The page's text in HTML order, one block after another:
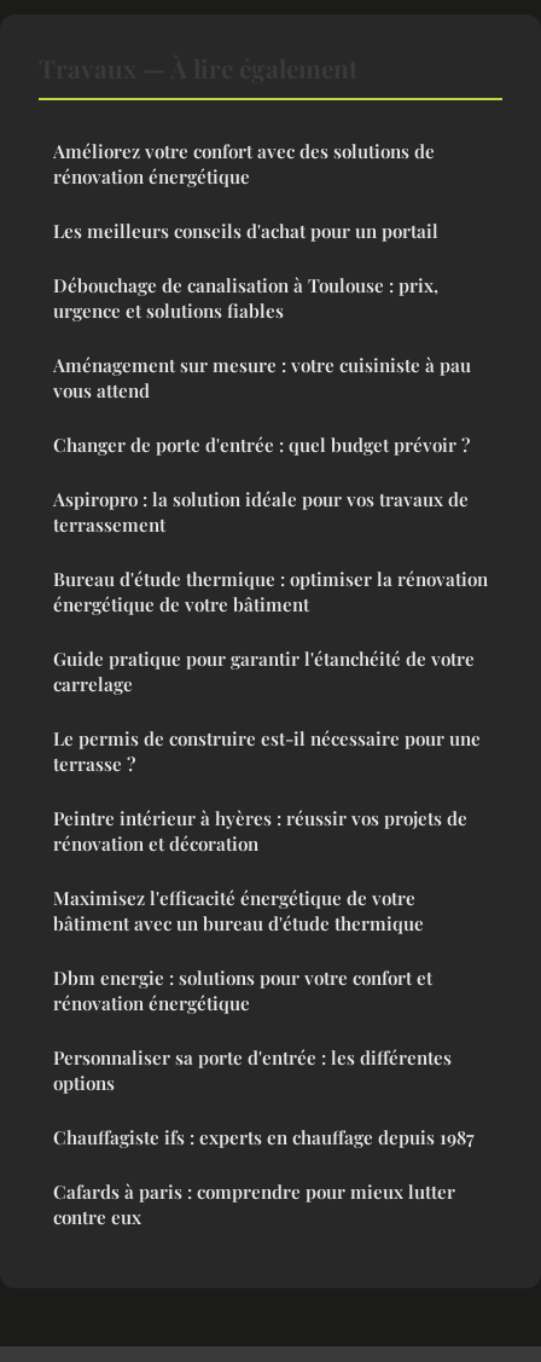
Améliorez votre confort avec des solutions de
rénovation énergétique
Les meilleurs conseils d'achat pour un portail
Débouchage de canalisation à Toulouse : prix,
urgence et solutions fiables
Aménagement sur mesure : votre cuisiniste à pau
vous attend
Changer de porte d'entrée : quel budget prévoir ?
Aspiropro : la solution idéale pour vos travaux de
terrassement
Bureau d'étude thermique : optimiser la rénovation
énergétique de votre bâtiment
Guide pratique pour garantir l'étanchéité de votre
carrelage
Le permis de construire est-il nécessaire pour une
terrasse ?
Peintre intérieur à hyères : réussir vos projets de
rénovation et décoration
Maximisez l'efficacité énergétique de votre
bâtiment avec un bureau d'étude thermique
Dbm energie : solutions pour votre confort et
rénovation énergétique
Personnaliser sa porte d'entrée : les différentes
options
Chauffagiste ifs : experts en chauffage depuis 1987
Cafards à paris : comprendre pour mieux lutter
contre eux